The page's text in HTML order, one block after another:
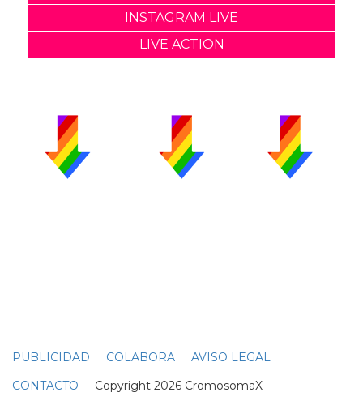
INSTAGRAM LIVE
LIVE ACTION
PUBLICIDAD COLABORA
AVISO LEGAL
CONTACTO Copyright 2026 CromosomaX